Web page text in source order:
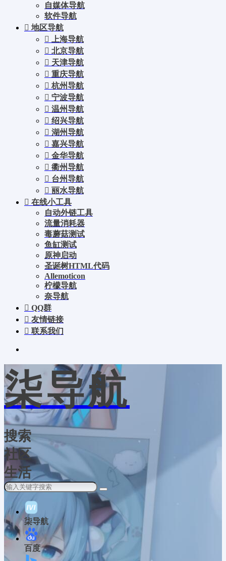
自媒体导航
软件导航
地区导航
上海导航
北京导航
天津导航
重庆导航
杭州导航
宁波导航
温州导航
绍兴导航
湖州导航
嘉兴导航
金华导航
衢州导航
台州导航
丽水导航
在线小工具
自动外链工具
流量消耗器
毒蘑菇测试
鱼缸测试
原神启动
圣诞树HTML代码
Allemoticon
柠檬导航
奈导航
QQ群
友情链接
联系我们
柒导航
搜索
社区
生活
柒导航
百度